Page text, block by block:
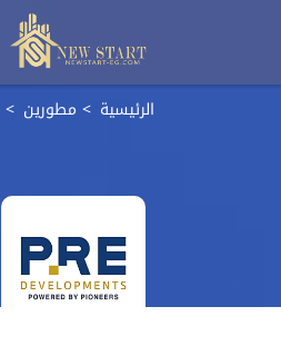
الرئيسية مطورين